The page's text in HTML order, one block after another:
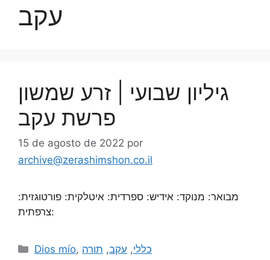
עקב
גיליון שבועי | זרע שמשון
פרשת עקב
15 de agosto de 2022 por
archive@zerashimshon.co.il
מבואר: מנוקד: אידיש: ספרדית: איטלקית: פורטוגזית:
צרפתית:
Dios mío, כללי, עקב, תורה